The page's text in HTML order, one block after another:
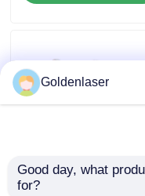
যোগাযোগ করুন
উদ্ধৃতির জন্য আবেদন
808nm Elight লেজার
Goldenlaser
Good day, what
for?